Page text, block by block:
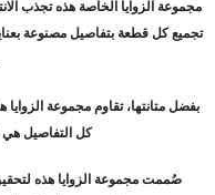
مجموعة الزوايا الخاصة هذه تجذب
تجميع كل قطعة بتفاصيل مصنوعة
بفضل متانتها، تقاوم مجموعة
كل التفاصيل هي
صُممت مجموعة الزوايا هذه